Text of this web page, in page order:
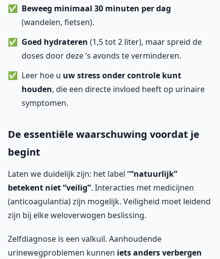
Beweeg minimaal 30 minuten per dag
(wandelen, fietsen).
Goed hydrateren (1,5 tot 2 liter), maar spreid de
doses door deze ‘s avonds te verminderen.
Leer hoe u uw stress onder controle kunt
houden, die een directe invloed heeft op urinaire
symptomen.
De essentiële waarschuwing voordat je
begint
Laten we duidelijk zijn: het label ““natuurlijk”
betekent niet “veilig”. Interacties met medicijnen
(anticoagulantia) zijn mogelijk. Veiligheid moet leidend
zijn bij elke weloverwogen beslissing.
Zelfdiagnose is een valkuil. Aanhoudende
urinewegproblemen kunnen iets anders verbergen